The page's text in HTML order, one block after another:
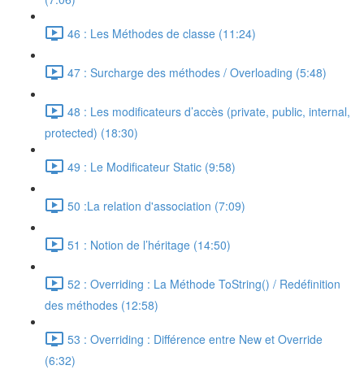
46 : Les Méthodes de classe (11:24)
47 : Surcharge des méthodes / Overloading (5:48)
48 : Les modificateurs d’accès (private, public, internal,
protected) (18:30)
49 : Le Modificateur Static (9:58)
50 :La relation d'association (7:09)
51 : Notion de l’héritage (14:50)
52 : Overriding : La Méthode ToString() / Redéfinition
des méthodes (12:58)
53 : Overriding : Différence entre New et Override
(6:32)